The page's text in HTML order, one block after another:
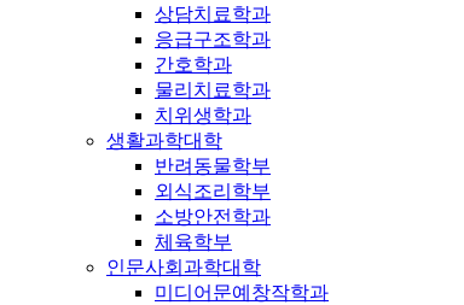
상담치료학과
응급구조학과
간호학과
물리치료학과
치위생학과
생활과학대학
반려동물학부
외식조리학부
소방안전학과
체육학부
인문사회과학대학
미디어문예창작학과